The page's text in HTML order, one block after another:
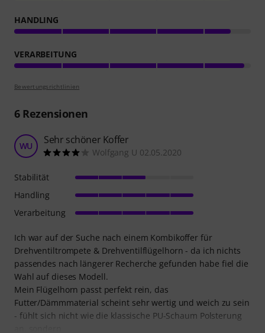
HANDLING
VERARBEITUNG
Bewertungsrichtlinien
6Rezensionen
WU Sehr schöner Koffer
Wolfgang U 02.05.2020
Ich war auf der Suche nach einem Kombikoffer für
Drehventiltrompete & Drehventilflügelhorn - da ich nichts
passendes nach längerer Recherche gefunden habe fiel die
Wahl auf dieses Modell.
Mein Flügelhorn passt perfekt rein, das
Futter/Dämmmaterial scheint sehr wertig und weich zu sein
- fühlt sich nicht wie die klassische PU-Schaum Polsterung
Stabilität
Handling
Verarbeitung